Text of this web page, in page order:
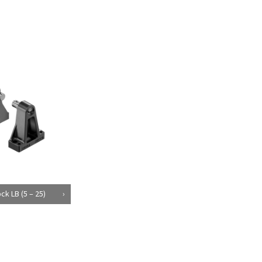
LB (5 – 25)